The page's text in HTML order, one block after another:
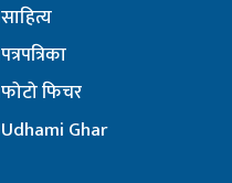
साहित्य
पत्रपत्रिका
फोटो फिचर
Udhami Ghar